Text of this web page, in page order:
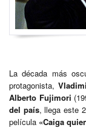
La década más
protagonista,
Alberto Fujimori
del país, llega este
película «Caiga